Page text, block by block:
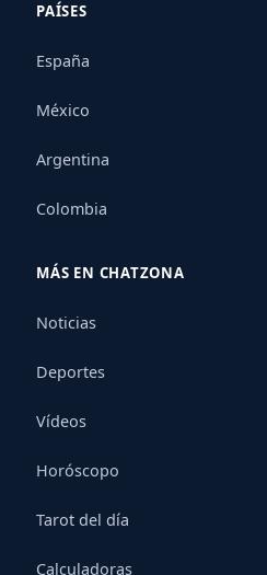
PAÍSES
España
México
Argentina
Colombia
MÁS EN CHATZONA
Noticias
Deportes
Vídeos
Horóscopo
Tarot del día
Calculadoras